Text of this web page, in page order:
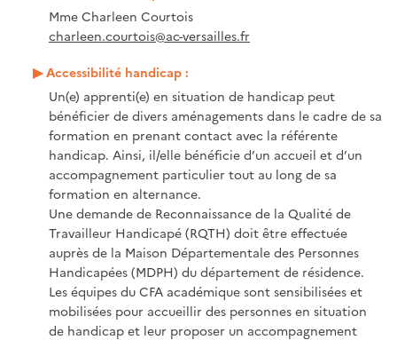
Mme Charleen Courtois
charleen.courtois@ac-versailles.fr
Accessibilité handicap :
Un(e) apprenti(e) en situation de handicap peut
bénéficier de divers aménagements dans le cadre de sa
formation en prenant contact avec la référente
handicap. Ainsi, il/elle bénéficie d’un accueil et d’un
accompagnement particulier tout au long de sa
formation en alternance.
Une demande de Reconnaissance de la Qualité de
Travailleur Handicapé (RQTH) doit être effectuée
auprès de la Maison Départementale des Personnes
Handicapées (MDPH) du département de résidence.
Les équipes du CFA académique sont sensibilisées et
mobilisées pour accueillir des personnes en situation
de handicap et leur proposer un accompagnement